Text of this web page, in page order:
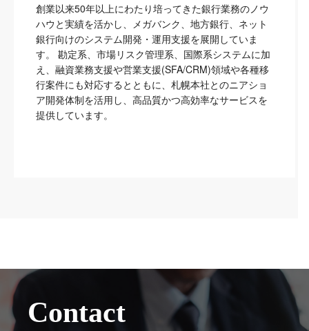
創業以来50年以上にわたり培ってきた銀行業務のノウ
ハウと実績を活かし、メガバンク、地方銀行、ネット
銀行向けのシステム開発・運用支援を展開していま
す。 勘定系、市場リスク管理系、国際系システムに加
え、融資業務支援や営業支援(SFA/CRM)領域や各種移
行案件にも対応するとともに、札幌本社とのニアショ
ア開発体制を活用し、高品質かつ高効率なサービスを
提供しています。
Contact